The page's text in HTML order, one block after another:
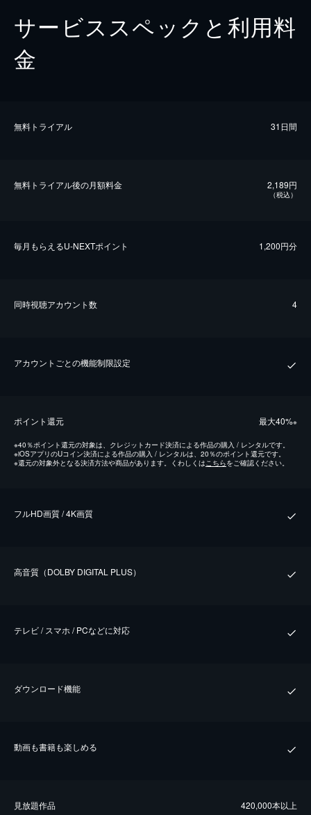
サービススペックと利用料
金
無料トライアル 31日間
無料トライアル後の⽉額料金 2,189円
（税込）
毎⽉もらえるU-NEXTポイント 1,200円分
同時視聴アカウント数 4
アカウントごとの機能制限設定
ポイント還元 最⼤40%※
※40％ポイント還元の対象は、クレジットカード決済による作品の購入 / レンタルです。
※iOSアプリのUコイン決済による作品の購入 / レンタルは、20％のポイント還元です。
※還元の対象外となる決済方法や商品があります。くわしくはこちらをご確認ください。
フルHD画質 / 4K画質
⾼⾳質（DOLBY DIGITAL PLUS）
テレビ / スマホ / PCなどに対応
ダウンロード機能
動画も書籍も楽しめる
⾒放題作品 420,000本以上